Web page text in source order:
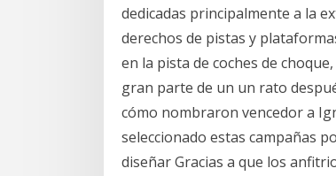
dedicadas principalmente a la
derechos de pistas y
en la pista de coches de
gran parte de un un rato
cómo nombraron vencedor a
seleccionado estas campañas
diseñar Gracias a que los